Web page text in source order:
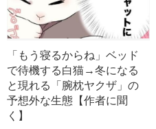
「もう寝るからね」ベッド
で待機する白猫→冬になる
と現れる「腕枕ヤクザ」の
予想外な生態【作者に聞
く】